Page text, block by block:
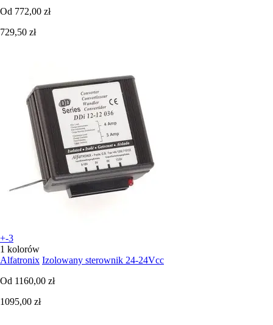
Od 772,00 zł
729,50 zł
+-3
1 kolorów
Alfatronix Izolowany sterownik 24-24Vcc
Od 1160,00 zł
1095,00 zł